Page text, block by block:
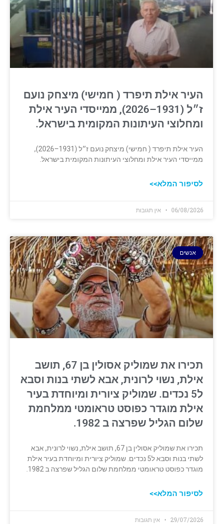
העיר אילת תיפרד ( חמישי) מיצחק נועם
ז״ל (1931–2026), ממייסדי העיר אילת
ומחלוצי העיתונות המקומית בישראל.
העיר אילת תיפרד ( חמישי) מיצחק נועם ז״ל (1931–2026),
ממייסדי העיר אילת ומחלוצי העיתונות המקומית בישראל.
לסיפור המלא>>
06/08/2026 אין תגובות
אנשים
תכירו את שמוליק אסולין בן 67, תושב
אילת, נשוי לרונית, אבא לשתי בנות וסבא
ל5 נכדים. שמוליק ציורית ומיוחדת בעיר
אילת מוגדר כפוסט טראומטי ממלחמת
שלום הגליל שפרצה ב 1982.
תכירו את שמוליק אסולין בן 67, תושב אילת, נשוי לרונית, אבא
לשתי בנות וסבא ל5 נכדים. שמוליק ציורית ומיוחדת בעיר אילת
מוגדר כפוסט טראומטי ממלחמת שלום הגליל שפרצה ב 1982.
לסיפור המלא>>
29/07/2026 אין תגובות